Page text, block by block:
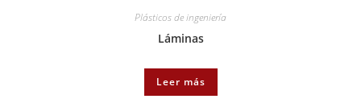
Plásticos de ingeniería
Láminas
Leer más